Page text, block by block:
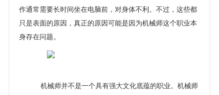
作通常需要长时间坐在电脑前，对身体不利。不过，这些都
只是表面的原因，真正的原因可能是因为机械师这个职业本
身存在问题。
机械师并不是一个具有强大文化底蕴的职业。机械师